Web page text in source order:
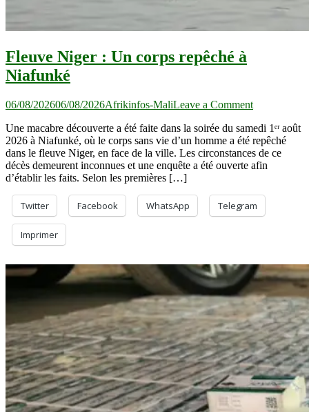
Fleuve Niger : Un corps repêché à
Niafunké
06/08/202606/08/2026Afrikinfos-MaliLeave a Commenton
Niger :
Un
corps
repêché
Une macabre découverte a été faite dans la soirée du samedi 1ᵉʳ août
2026 à Niafunké, où le corps sans vie d’un homme a été repêché
dans le fleuve Niger, en face de la ville. Les circonstances de ce
décès demeurent inconnues et une enquête a été ouverte afin
d’établir les faits. Selon les premières […]
Twitter Facebook WhatsApp Telegram
Imprimer